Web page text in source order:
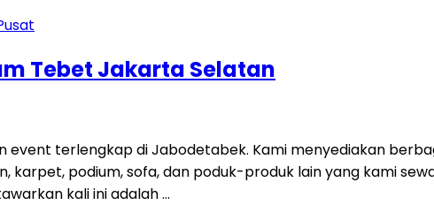
Tebet Jakarta Selatan
terlengkap di Jabodetabek. Kami menyediakan
karpet, podium, sofa, dan poduk-produk lain yang kami
kali ini adalah …